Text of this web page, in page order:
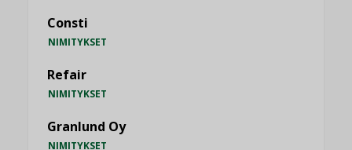
Consti
NIMITYKSET
Refair
NIMITYKSET
Granlund Oy
NIMITYKSET